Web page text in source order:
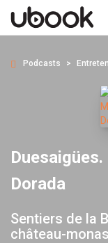
Podcasts
Dorada
Sentiers de la
château-